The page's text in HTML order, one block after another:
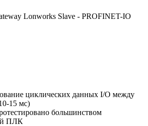
Lonworks Slave - PROFINET-IO
циклических данных I/O между
15 мс)
большинством
ПЛК